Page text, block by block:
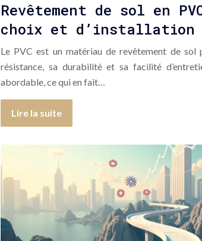
Revêtement de sol en
choix et d’installation
Le PVC est un matériau de revêtement de sol
résistance, sa durabilité et sa facilité
abordable, ce qui en fait…
Lire la suite